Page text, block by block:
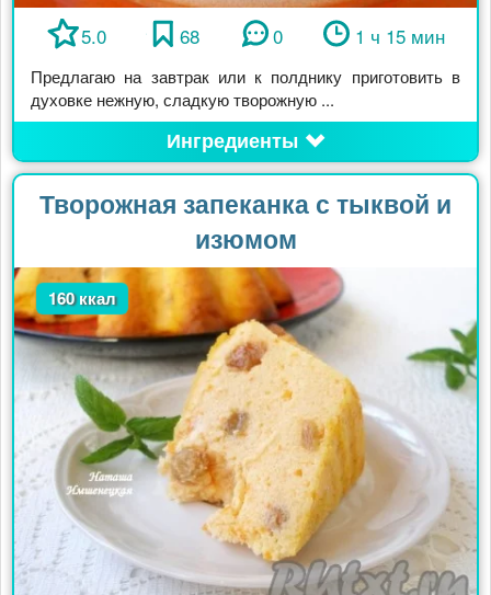
5.0 68 0 1 ч 15 мин
Предлагаю на завтрак или к полднику приготовить в
духовке нежную, сладкую творожную ...
Ингредиенты
Творожная запеканка с тыквой и
изюмом
160 ккал